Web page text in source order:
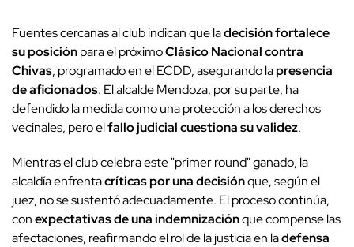
Fuentes cercanas al club indican que ladecisión fortalece
su posiciónpara el próximoClásico Nacional contra
Chivas, programado en el ECDD, asegurando lapresencia
de aficionados. El alcalde Mendoza, por su parte, ha
defendido la medida como una protección a los derechos
vecinales, pero elfallo judicial cuestiona su validez.
Mientras el club celebra este "primer round" ganado, la
alcaldía enfrentacríticas por una decisiónque, según el
juez, no se sustentó adecuadamente. El proceso continúa,
conexpectativas de una indemnizaciónque compense las
afectaciones, reafirmando el rol de la justicia en ladefensa